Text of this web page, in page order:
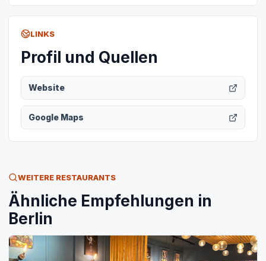
LINKS
Profil und Quellen
Website
Google Maps
WEITERE RESTAURANTS
Ähnliche Empfehlungen in
Berlin